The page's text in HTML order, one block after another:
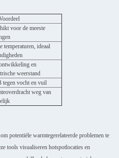
voor de meeste
temperaturen, ideaal
en
weerstand
tegen vocht en vuil
weg van
potentiële warmtegerelateerde problemen te
tools visualiseren hotspotlocaties en